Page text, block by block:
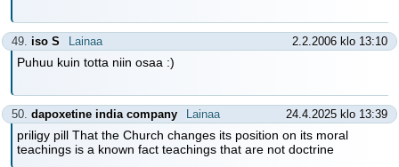
49. iso S Lainaa 2.2.2006 klo 13:10
Puhuu kuin totta niin osaa :)
50. dapoxetine india company Lainaa 24.4.2025 klo 13:39
priligy pill That the Church changes its position on its moral
teachings is a known fact teachings that are not doctrine